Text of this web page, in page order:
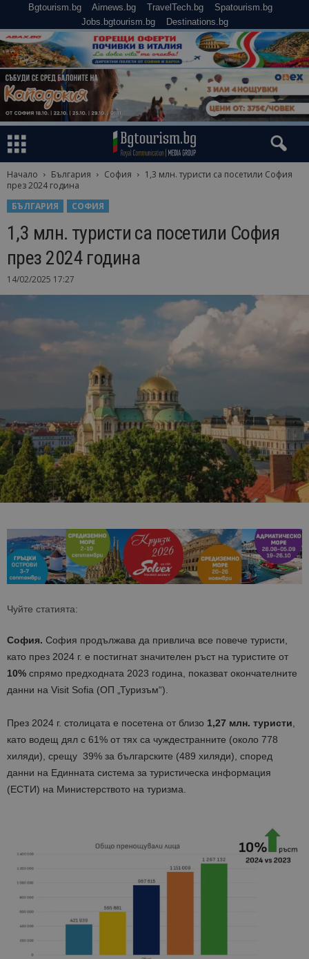
Bgtourism.bg Airnews.bg TravelTech.bg
Spatourism.bg
Jobs.bgtourism.bg
Destinations.bg
Начало България София
1,3 млн. туристи са посетили София
през 2024 година
БЪЛГАРИЯ
СОФИЯ
1,3 млн. туристи са посетили София
през 2024 година
14/02/2025 17:27
Чуйте статията:
София. София продължава да привлича все повече туристи,
като през 2024 г. е постигнат значителен ръст на туристите от
10% спрямо предходната 2023 година, показват окончателните
данни на Visit Sofia (ОП „Туризъм“).
През 2024 г. столицата е посетена от близо 1,27 млн. туристи
като водещ дял с 61% от тях са чуждестранните (около 778
хиляди), срещу 39% за българските (489 хиляди), според
данни на Единната система за туристическа информация
(ЕСТИ) на Министерството на туризма.